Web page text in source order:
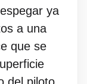
ya
a una
que se